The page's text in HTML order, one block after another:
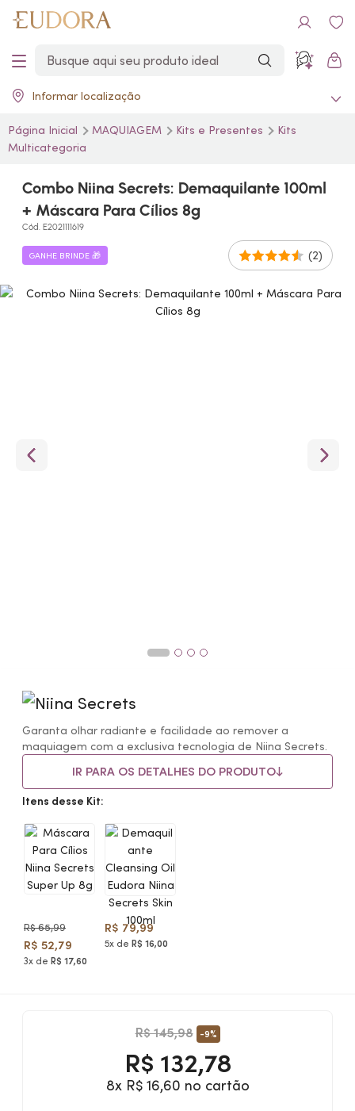
Informar localização
Página Inicial MAQUIAGEM Kits e Presentes
Kits
Multicategoria
Combo Niina Secrets: Demaquilante 100ml
+ Máscara Para Cílios 8g
Cód. E2021111619
GANHE BRINDE 🎁 (2)
Garanta olhar radiante e facilidade ao remover a
maquiagem com a exclusiva tecnologia de Niina Secrets.
IR PARA OS DETALHES DO PRODUTO
Itens desse Kit:
R$ 65,99
R$ 52,79
3x de R$ 17,60
R$ 79,99
5x de R$ 16,00
R$ 145,98 -9%
R$ 132,78
8x R$ 16,60 no cartão